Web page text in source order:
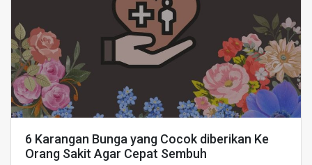
6 Karangan Bunga yang Cocok diberikan Ke
Orang Sakit Agar Cepat Sembuh